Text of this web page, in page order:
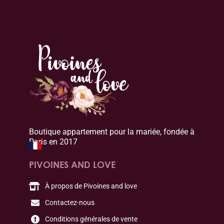
Boutique appartement pour la mariée, fondée à
Paris en 2017
PIVOINES AND LOVE
À propos de Pivoines and love
Contactez-nous
Conditions générales de vente